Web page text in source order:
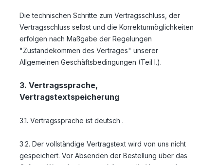
Die technischen Schritte zum Vertragsschluss, der
Vertragsschluss selbst und die Korrekturmöglichkeiten
erfolgen nach Maßgabe der Regelungen
"Zustandekommen des Vertrages" unserer
Allgemeinen Geschäftsbedingungen (Teil I.).
3. Vertragssprache,
Vertragstextspeicherung
3.1. Vertragssprache ist deutsch .
3.2. Der vollständige Vertragstext wird von uns nicht
gespeichert. Vor Absenden der Bestellung über das